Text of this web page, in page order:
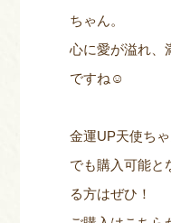
ちゃん。
心に愛が溢れ、
ですね☺
金運UP天使ち
でも購入可能と
る方はぜひ！